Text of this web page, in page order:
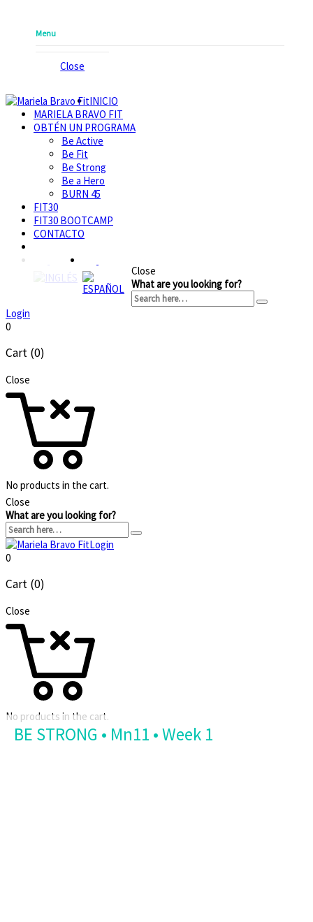
Menu
Close
INICIO
MARIELA BRAVO FIT
OBTÉN UN PROGRAMA
Be Active
Be Fit
Be Strong
Be a Hero
BURN 45
FIT30
FIT30 BOOTCAMP
CONTACTO
Close
What are you looking for?
Login
0
Cart (0)
Close
No products in the cart.
Close
What are you looking for?
Login
0
Cart (0)
Close
No products in the cart.
BE STRONG • Mn11 • Week 1